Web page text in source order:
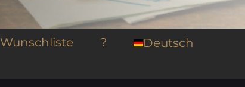
Wunschliste ? Deutsch